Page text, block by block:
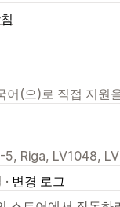
어(으)로 직접 지원
Riga, LV1048, LV
변경 로그